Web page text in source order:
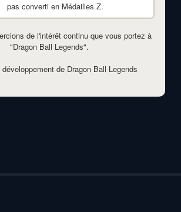
pas converti en Médailles Z.
de l'intérêt continu que vous portez à
"Dragon Ball Legends".
développement de Dragon Ball Legends